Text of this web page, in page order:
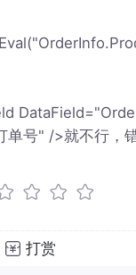
单号" />就不行，
打赏